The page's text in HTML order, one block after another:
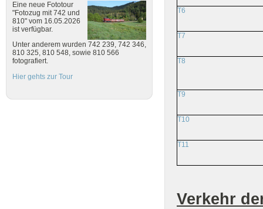
Eine neue Fototour
"Fotozug mit 742 und
810" vom 16.05.2026
ist verfügbar.
Unter anderem wurden 742 239, 742 346,
810 325, 810 548, sowie 810 566
fotografiert.
Hier gehts zur Tour
T6
T7
T8
T9
T10
T11
Verkehr